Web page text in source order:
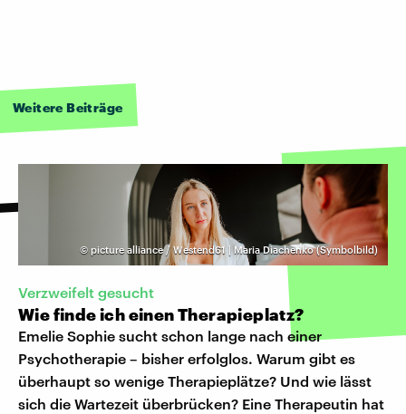
Weitere Beiträge
© picture alliance / Westend61 | Maria Diachenko (Symbolbild)
Verzweifelt gesucht
Wie finde ich einen Therapieplatz?
Emelie Sophie sucht schon lange nach einer
Psychotherapie – bisher erfolglos. Warum gibt es
überhaupt so wenige Therapieplätze? Und wie lässt
sich die Wartezeit überbrücken? Eine Therapeutin hat